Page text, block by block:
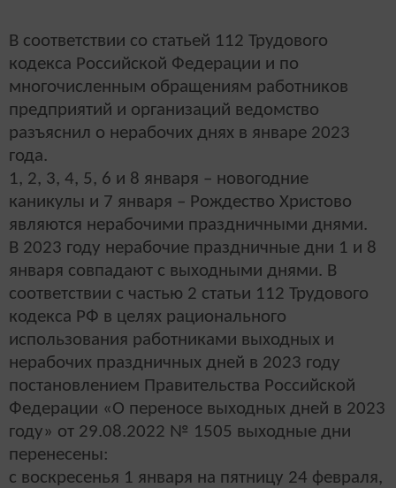
В соответствии со статьей 112 Трудового
кодекса Российской Федерации и по
многочисленным обращениям работников
предприятий и организаций ведомство
разъяснил о нерабочих днях в январе 2023
года.
1, 2, 3, 4, 5, 6 и 8 января – новогодние
каникулы и 7 января – Рождество Христово
являются нерабочими праздничными днями.
В 2023 году нерабочие праздничные дни 1 и 8
января совпадают с выходными днями. В
соответствии с частью 2 статьи 112 Трудового
кодекса РФ в целях рационального
использования работниками выходных и
нерабочих праздничных дней в 2023 году
постановлением Правительства Российской
Федерации «О переносе выходных дней в 2023
году» от 29.08.2022 № 1505 выходные дни
перенесены:
с воскресенья 1 января на пятницу 24 февраля,